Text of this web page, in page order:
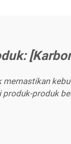
produk